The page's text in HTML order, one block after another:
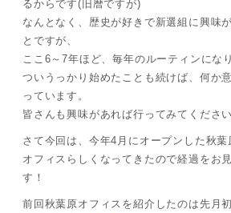
るからです(旧暦ですが)
なんとなく、歴史が好きで新選組に興味
とですが、
ここ6～7年ほど、毎年のルーティンにな
ついうっかり始めたことも続けば、何か
っています。
皆さんも興味があれば行ってみてください
さて今回は、今年4月にオープンした秋葉
オフィスらしくなってきたので経過をお
す！
前回秋葉原オフィスを紹介したのは先月